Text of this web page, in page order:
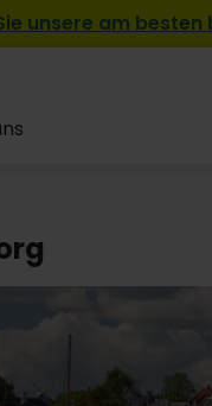
unsere am